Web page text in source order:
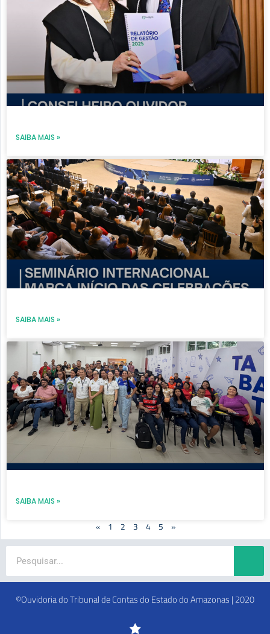
SAIBA MAIS »
SAIBA MAIS »
SAIBA MAIS »
« 1 2 3 4 5 »
©Ouvidoria do Tribunal de Contas do Estado do Amazonas | 2020